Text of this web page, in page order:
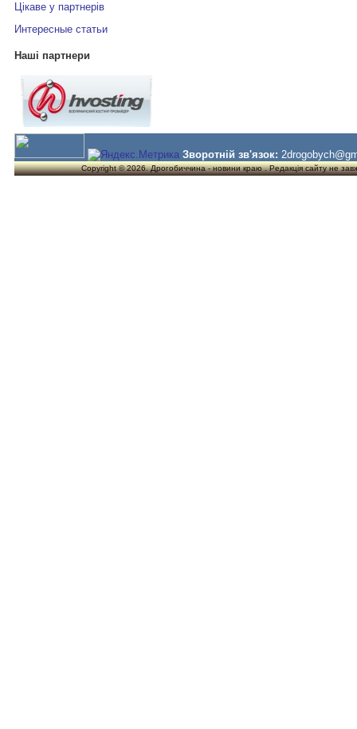
Цікаве у партнерів
Интересные статьи
Наші партнери
Зворотній зв'язок:
Copyright © 2026. Дрогобиччина - новини краю . Редакція сайту не